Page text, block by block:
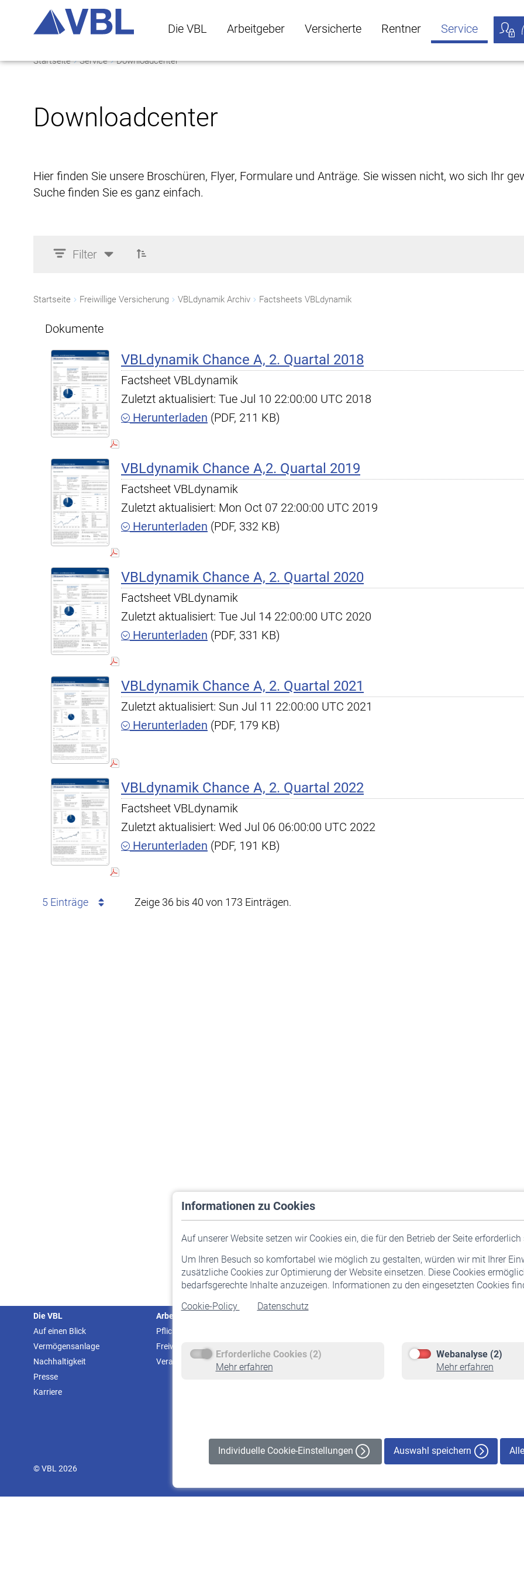
Die VBL Arbeitgeber Versicherte Rentner Service
Startseite Service Downloadcenter
Downloadcenter
Hier finden Sie unsere Broschüren, Flyer, Formulare und Anträge. Sie wissen nicht, wo sich Ihr
Suche finden Sie es ganz einfach.
Filter
Startseite Freiwillige Versicherung VBLdynamik Archiv Factsheets VBLdynamik
Dokumente
VBLdynamik Chance A, 2. Quartal 2018
Factsheet VBLdynamik
Zuletzt aktualisiert: Tue Jul 10 22:00:00 UTC 2018
Herunterladen (PDF, 211 KB)
VBLdynamik Chance A,2. Quartal 2019
Factsheet VBLdynamik
Zuletzt aktualisiert: Mon Oct 07 22:00:00 UTC 2019
Herunterladen (PDF, 332 KB)
VBLdynamik Chance A, 2. Quartal 2020
Factsheet VBLdynamik
Zuletzt aktualisiert: Tue Jul 14 22:00:00 UTC 2020
Herunterladen (PDF, 331 KB)
VBLdynamik Chance A, 2. Quartal 2021
Zuletzt aktualisiert: Sun Jul 11 22:00:00 UTC 2021
Herunterladen (PDF, 179 KB)
VBLdynamik Chance A, 2. Quartal 2022
Factsheet VBLdynamik
Zuletzt aktualisiert: Wed Jul 06 06:00:00 UTC 2022
Herunterladen (PDF, 191 KB)
5 Einträge Zeige 36 bis 40 von 173 Einträgen.
Informationen zu Cookies
Auf unserer Website setzen wir Cookies ein, die für den Betrieb der Seite erforderlich
Um Ihren Besuch so komfortabel wie möglich zu gestalten, würden wir mit Ihrer
zusätzliche Cookies zur Optimierung der Website einsetzen. Diese Cookies
bedarfsgerechte Inhalte anzuzeigen. Informationen zu den eingesetzten Cookies
Cookie-Policy
Datenschutz
Erforderliche Cookies (2)
Mehr erfahren
Webanalyse (2)
Mehr erfahren
Individuelle Cookie-Einstellungen Auswahl speichern
Die VBL
Auf einen Blick
Vermögensanlage
Nachhaltigkeit
Presse
Karriere
Arbeitgeber
Pflichtversicherung
Freiwillige Versicherung
Veranstaltungen
Staatliche Förderung
Rente beantragen
Rentenauszahlung
© VBL 2026